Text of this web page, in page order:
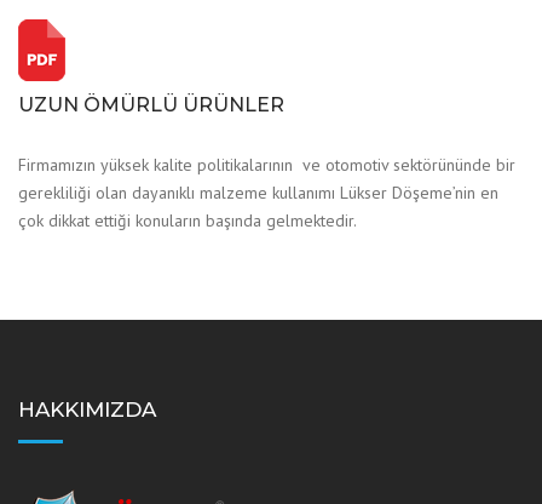
UZUN ÖMÜRLÜ ÜRÜNLER
Firmamızın yüksek kalite politikalarının ve otomotiv sektörününde bir
gerekliliği olan dayanıklı malzeme kullanımı Lükser Döşeme’nin en
çok dikkat ettiği konuların başında gelmektedir.
HAKKIMIZDA